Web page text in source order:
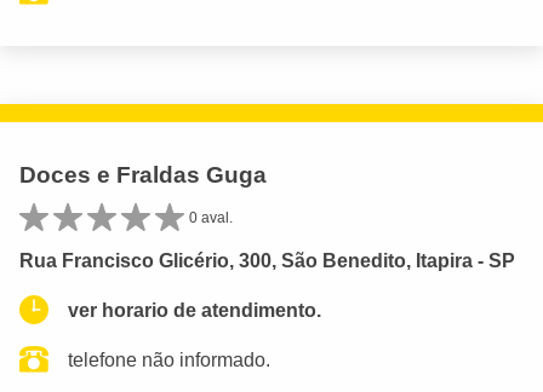
Doces e Fraldas Guga
0 aval.
Rua Francisco Glicério, 300, São Benedito, Itapira - SP
ver horario de atendimento.
telefone não informado.